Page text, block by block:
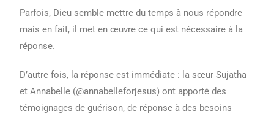
Parfois, Dieu semble mettre du temps à nous répondre
mais en fait, il met en œuvre ce qui est nécessaire à la
réponse.
D’autre fois, la réponse est immédiate : la sœur Sujatha
et Annabelle (@annabelleforjesus) ont apporté des
témoignages de guérison, de réponse à des besoins